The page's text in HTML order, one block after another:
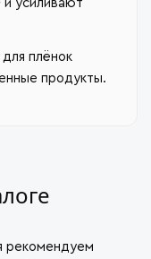
усиливают
плёнок
продукты.
рекомендуем